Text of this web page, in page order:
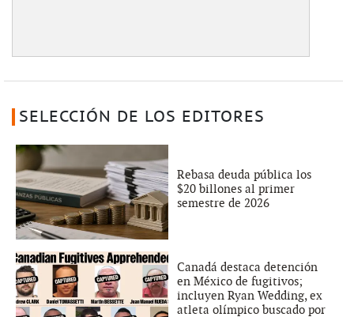
SELECCIÓN DE LOS EDITORES
Rebasa deuda pública los
$20 billones al primer
semestre de 2026
Canadá destaca detención
en México de fugitivos;
incluyen Ryan Wedding, ex
atleta olímpico buscado por